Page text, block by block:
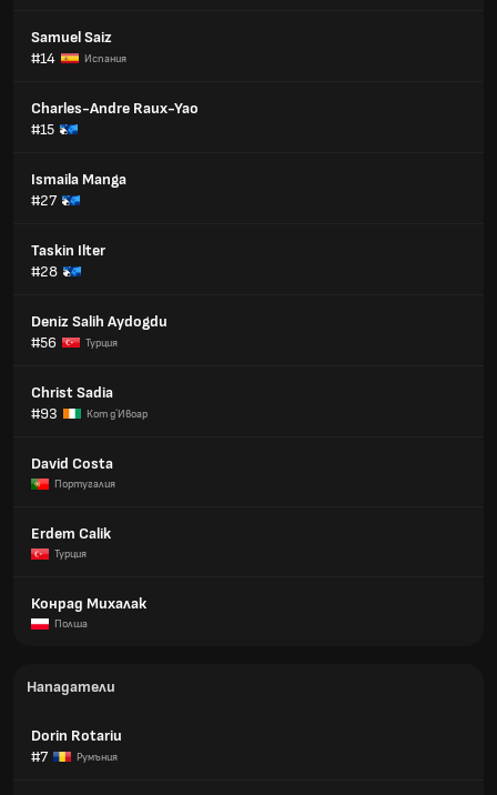
Samuel Saiz
#14
Испания
Charles-Andre Raux-Yao
#15
Ismaila Manga
#27
Taskin Ilter
#28
Deniz Salih Aydogdu
#56
Турция
Christ Sadia
#93
Кот д´Ивоар
David Costa
Португалия
Erdem Calik
Турция
Конрад Михалак
Полша
Нападатели
Dorin Rotariu
#7
Румъния